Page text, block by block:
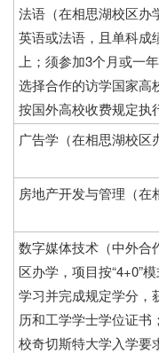
法语（在相思湖校区办
英语或法语，且单科成
上；须参加3个月或一
选择合作的访学国家高
按国外高校收费规定执
广告学（在相思湖校区
房地产开发与管理（在
数字媒体技术（中外合
区办学，项目按“4+0”
学习并完成规定学分，
历和工学学士学位证书
校奇切斯特大学入学要